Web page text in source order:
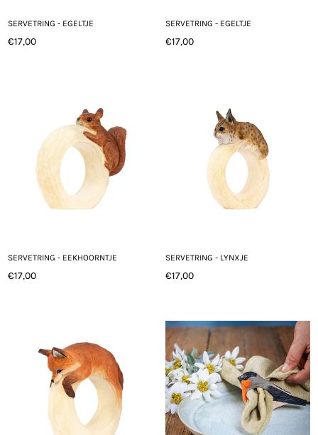
SERVETRING - EGELTJE
Normale
€17,00
SERVETRING - EGELTJE
Normale
€17,00
SERVETRING - EEKHOORNTJE
Normale
€17,00
SERVETRING - LYNXJE
Normale
€17,00